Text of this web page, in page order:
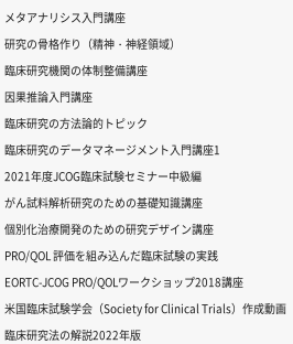
メタアナリシス入門講座
研究の骨格作り（精神・神経領域）
臨床研究機関の体制整備講座
因果推論入門講座
臨床研究の方法論的トピック
臨床研究のデータマネージメント入門講座1
2021年度JCOG臨床試験セミナー中級編
がん試料解析研究のための基礎知識講座
個別化治療開発のための研究デザイン講座
PRO/QOL 評価を組み込んだ臨床試験の実践
EORTC-JCOG PRO/QOLワークショップ2018講座
米国臨床試験学会（Society for Clinical Trials）作成動画
臨床研究法の解説2022年版